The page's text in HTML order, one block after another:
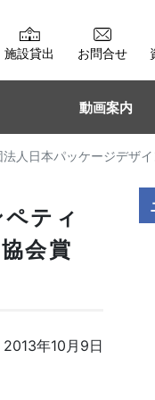
施設貸出 お問合せ
動画案内
人日本パッケージデザイ
ティ
会賞
年10月9日